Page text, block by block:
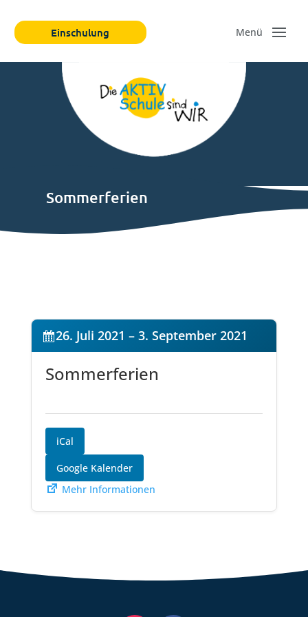
Einschulung
Sommerferien
26. Juli 2021 – 3. September 2021
Sommerferien
iCal
Google Kalender
Mehr Informationen